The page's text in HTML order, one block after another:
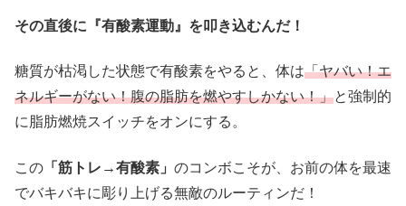
その直後に『有酸素運動』を叩き込むんだ！
糖質が枯渇した状態で有酸素をやると、体は「ヤバい！エ
ネルギーがない！腹の脂肪を燃やすしかない！」と強制的
に脂肪燃焼スイッチをオンにする。
この 「筋トレ→有酸素」 のコンボこそが、お前の体を最速
でバキバキに彫り上げる無敵のルーティンだ！